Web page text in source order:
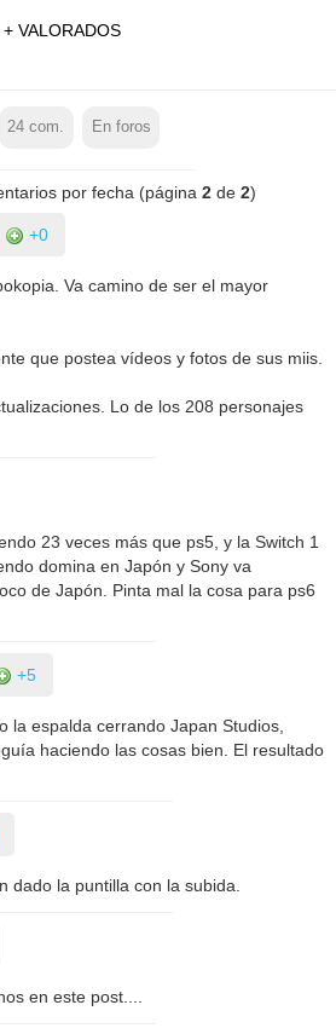
+ VALORADOS
24 com. En foros
por fecha (página 2de 2)
+0
Va camino de ser el mayor
que postea vídeos y fotos de sus miis.
Lo de los 208 personajes
23 veces más que ps5, y la Switch 1
domina en Japón y Sony va
de Japón. Pinta mal la cosa para ps6
+5
la espalda cerrando Japan Studios,
haciendo las cosas bien. El resultado
dado la puntilla con la subida.
en este post....